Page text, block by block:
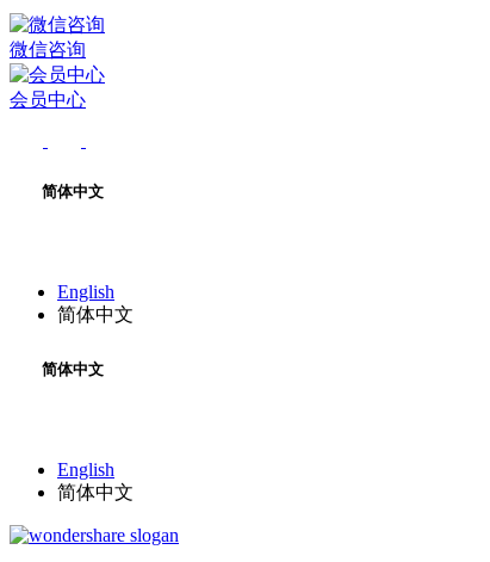
微信咨询
会员中心
简体中文
English
简体中文
简体中文
English
简体中文